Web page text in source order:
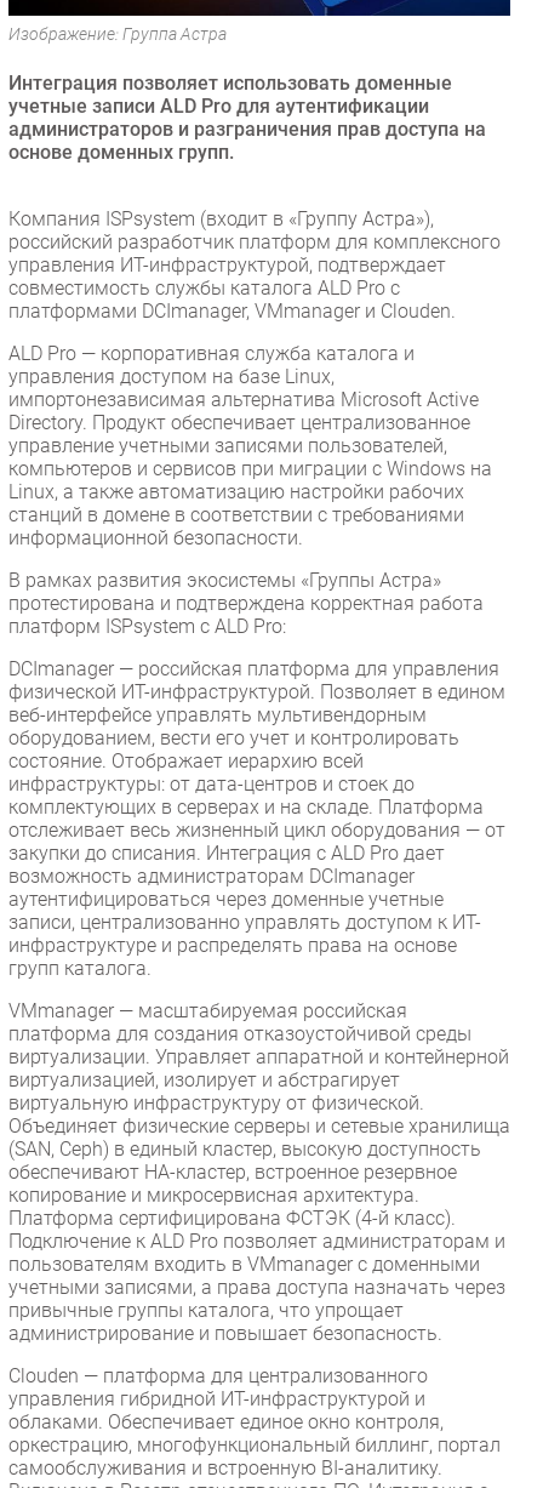
Безопасность
CIO/Управление ИТ
Гаджеты
Здоровье
РАЗДЕЛЫ
Новости
Аналитика
Интервью
Мероприятия
Проекты
IT класс
Тестовый стенд
Каталог компаний
Изображение: Группа Астра
Интеграция позволяет использовать доменные
учетные записи ALD Pro для аутентификации
администраторов и разграничения прав доступа на
основе доменных групп.
Компания ISPsystem (входит в «Группу Астра»),
российский разработчик платформ для комплексного
управления ИТ-инфраструктурой, подтверждает
совместимость службы каталога ALD Pro с
платформами DCImanager, VMmanager и Clouden.
ALD Pro — корпоративная служба каталога и
управления доступом на базе Linux,
импортонезависимая альтернатива Microsoft Active
Directory. Продукт обеспечивает централизованное
управление учетными записями пользователей,
компьютеров и сервисов при миграции с Windows на
Linux, а также автоматизацию настройки рабочих
станций в домене в соответствии с требованиями
информационной безопасности.
В рамках развития экосистемы «Группы Астра»
протестирована и подтверждена корректная работа
платформ ISPsystem с ALD Pro:
DCImanager — российская платформа для управления
физической ИТ-инфраструктурой. Позволяет в едином
веб-интерфейсе управлять мультивендорным
оборудованием, вести его учет и контролировать
состояние. Отображает иерархию всей
инфраструктуры: от дата-центров и стоек до
комплектующих в серверах и на складе. Платформа
отслеживает весь жизненный цикл оборудования — от
закупки до списания. Интеграция с ALD Pro дает
возможность администраторам DCImanager
аутентифицироваться через доменные учетные
записи, централизованно управлять доступом к ИТ-
инфраструктуре и распределять права на основе
групп каталога.
VMmanager — масштабируемая российская
платформа для создания отказоустойчивой среды
виртуализации. Управляет аппаратной и контейнерной
виртуализацией, изолирует и абстрагирует
виртуальную инфраструктуру от физической.
Объединяет физические серверы и сетевые хранилища
(SAN, Ceph) в единый кластер, высокую доступность
обеспечивают HA-кластер, встроенное резервное
копирование и микросервисная архитектура.
Платформа сертифицирована ФСТЭК (4-й класс).
Подключение к ALD Pro позволяет администраторам и
пользователям входить в VMmanager с доменными
учетными записями, а права доступа назначать через
привычные группы каталога, что упрощает
администрирование и повышает безопасность.
Clouden — платформа для централизованного
управления гибридной ИТ-инфраструктурой и
облаками. Обеспечивает единое окно контроля,
оркестрацию, многофункциональный биллинг, портал
самообслуживания и встроенную BI-аналитику.